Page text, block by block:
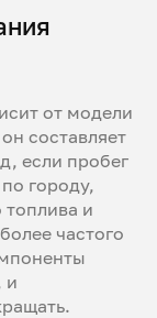
от модели
составляет
если пробег
городу,
топлива и
частого
и